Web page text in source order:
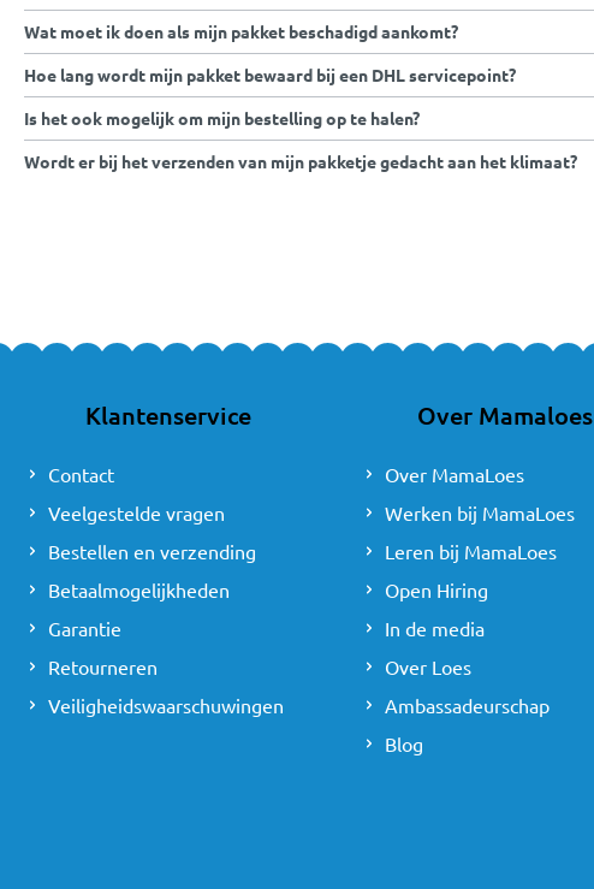
Wat moet ik doen als mijn pakket beschadigd aankomt?
Hoe lang wordt mijn pakket bewaard bij een DHL servicepoint?
Is het ook mogelijk om mijn bestelling op te halen?
Wordt er bij het verzenden van mijn pakketje gedacht aan het klimaat?
Klantenservice
Contact
Veelgestelde vragen
Bestellen en verzending
Betaalmogelijkheden
Garantie
Retourneren
Veiligheidswaarschuwingen
Over Mamaloes
Over MamaLoes
Werken bij MamaLoes
Leren bij MamaLoes
Open Hiring
In de media
Over Loes
Ambassadeurschap
Blog